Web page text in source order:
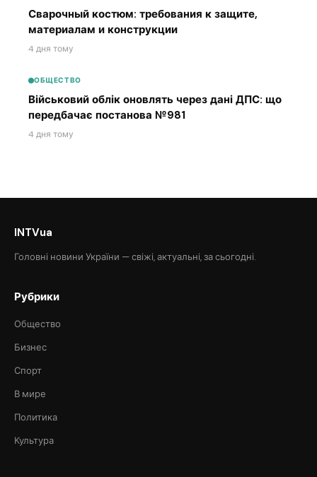
Сварочный костюм: требования к защите,
материалам и конструкции
4 дня тому
ОБЩЕСТВО
Військовий облік оновлять через дані ДПС: що
передбачає постанова №981
4 дня тому
INTVua
Головні новини України — свіжі, актуальні, за сьогодні.
Рубрики
Общество
Бизнес
Спорт
В мире
Политика
Культура